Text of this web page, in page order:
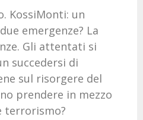
KossiMonti: un
emergenze? La
Gli attentati si
succedersi di
sul risorgere del
prendere in mezzo
terrorismo?